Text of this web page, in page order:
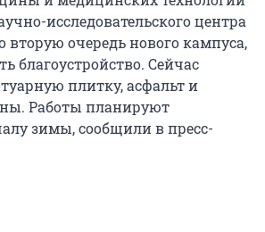
исследовательского центра
вторую очередь нового кампуса,
благоустройство. Сейчас
плитку, асфальт и
Работы планируют
зимы, сообщили в пресс-